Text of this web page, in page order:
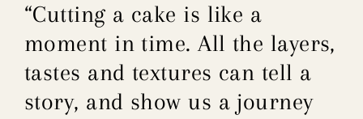
“Cutting a cake is like a
moment in time. All the layers,
tastes and textures can tell a
story, and show us a journey